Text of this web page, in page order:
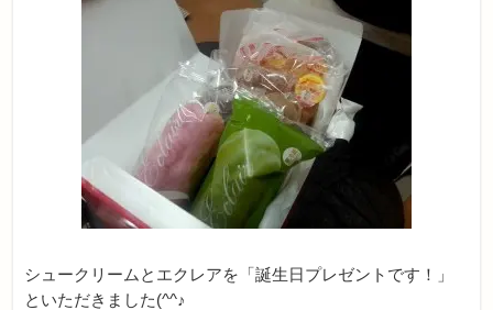
シュークリームとエクレアを「誕生日プレゼントです！」
といただきました(^^♪